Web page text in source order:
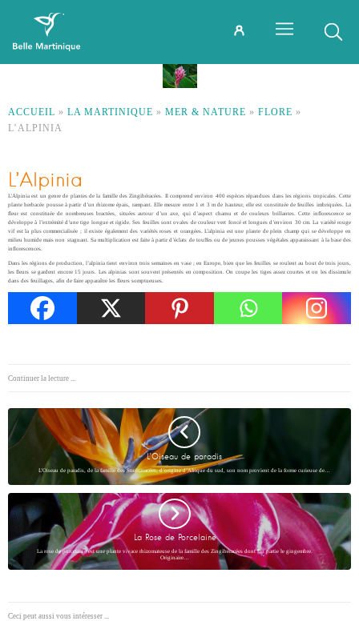
ACCUEIL » LA MARTINIQUE » MER & NATURE » FLORE »
L’ALPINIA
L’Alpinia
L’Alpinia est un genre de plantes de la famille des Zingibéracées. Il comprend environ 400 espèces répandues dans les régions tropicales. Cette
plante herbacée pousse à partir d’un rhizome épais, rampant. Elle mesure entre 1 et 3 m de hauteur, elle est constituée de feuilles imbriquées. La
fleur est constituée de nombreuses bractées, situées autour d’un axe, qui d’aspect charnu et de couleurs brillantes. Cette inflorescence se
développe à l’extrémité d’une tige longue et rigide. Ses feuilles sont ovales de couleur vert foncé et longues d’environ 30 cm. La variété rouge
vif est la plus commercialisée ; il existe également des variétés roses et orangées. L’alpinia est une plante de plein champ qui se développe en
milieu humide mais non stagnant. Sa multiplication est faite à partir d’éclats de touffes ou de jeunes pousses végétales apparaissant à la base des
inflorescences.
Dans les régions de production, l’alpinia tient environ trois semaines en vase ; en Europe, bien que les feuilles se roulent au bout de trois jours,
les fleurs se gardent encore 15 jours. Les alpinias sont souvent présentés en composition. On coupe les tiges assez courtes et on les dissimule
dans des feuillages, afin de faire apparaître les fleurs somptueuses.
Continuer la lecture ...
L’Oiseau de paradis
L’Oiseau de paradis, de la famille des Strelitziacées, d’origine d’Afrique du sud, son nom provient de la forme curieuse de…
La Rose de Porcelaine
La rose de porcelaine est une plante vivace rhizomateuse de la famille des Zingibéracées dont fait partie le gingembre.
Originaire…
Ceci peut aussi vous intéresser ...